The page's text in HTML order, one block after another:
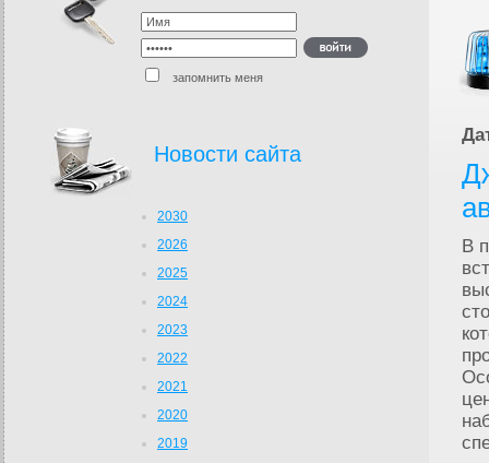
запомнить меня
Новости сайта
2030
2026
2025
2024
2023
2022
2021
2020
2019
В